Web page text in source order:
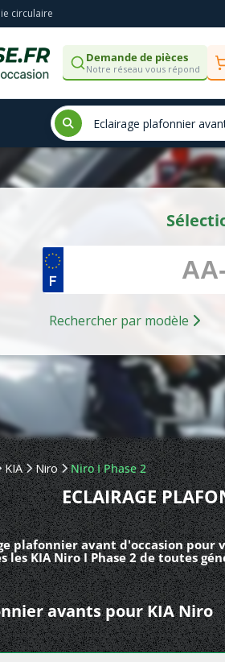
circulaire
Demande de pièces
Notre réseau vous répond
Rechercher par modèle
KIA Niro Niro I Phase 2
ECLAIRAGE
plafonnier avant d'occasion pour
KIA Niro I Phase 2 de toutes
avants pour KIA Niro